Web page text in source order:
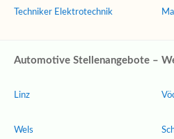
Techniker Elektrotechnik
Automotive Stellenangebote –
Linz
Wels